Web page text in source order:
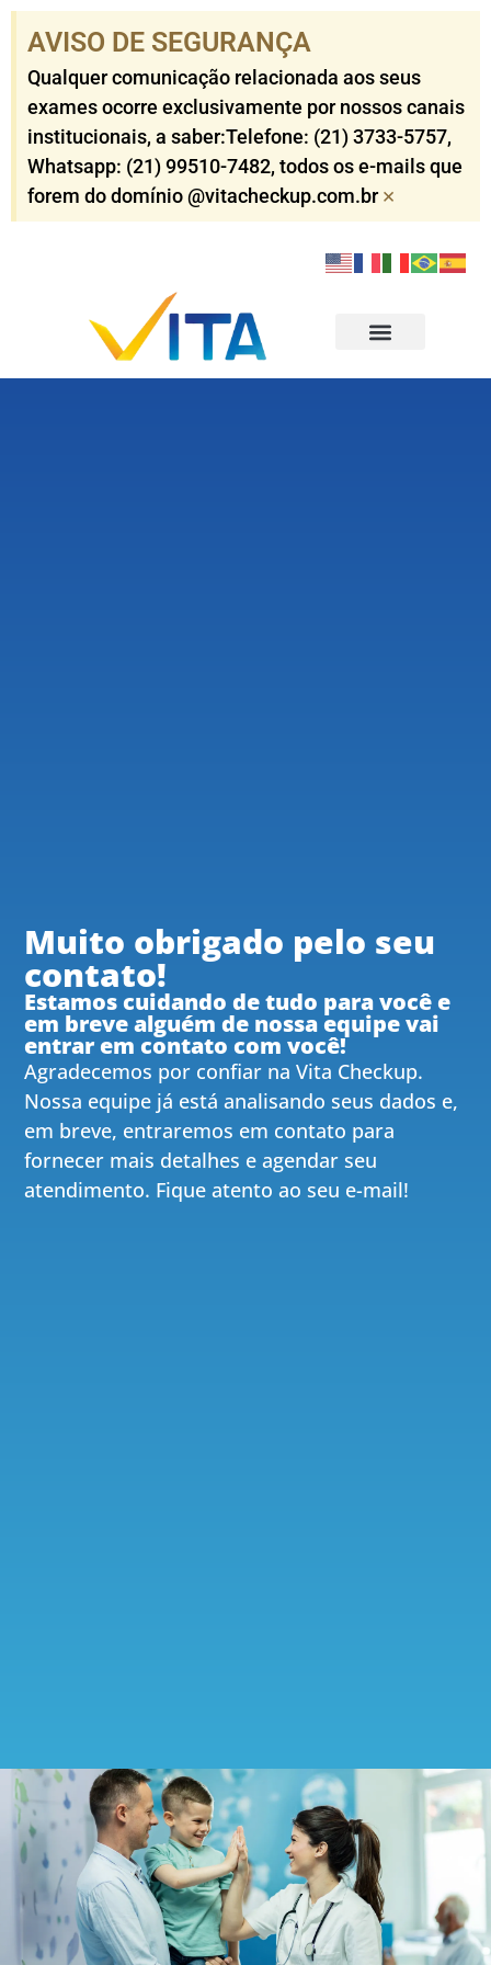
AVISO DE SEGURANÇA​
Qualquer comunicação relacionada aos seus
exames ocorre exclusivamente por nossos canais
institucionais, a saber:Telefone: (21) 3733-5757​,
Whatsapp: (21) 99510-7482​, todos os e-mails que
forem do domínio @vitacheckup.com.br​ ×
Muito obrigado pelo seu
contato!
Estamos cuidando de tudo para você e
em breve alguém de nossa equipe vai
entrar em contato com você!
Agradecemos por confiar na Vita Checkup.
Nossa equipe já está analisando seus dados e,
em breve, entraremos em contato para
fornecer mais detalhes e agendar seu
atendimento. Fique atento ao seu e-mail!